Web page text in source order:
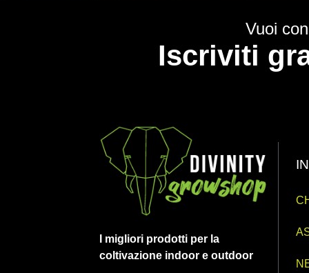
Vuoi
Iscriviti
I migliori prodotti per la
coltivazione indoor e outdoor